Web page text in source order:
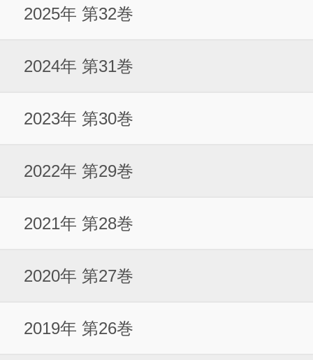
2025年 第32巻
2024年 第31巻
2023年 第30巻
2022年 第29巻
2021年 第28巻
2020年 第27巻
2019年 第26巻